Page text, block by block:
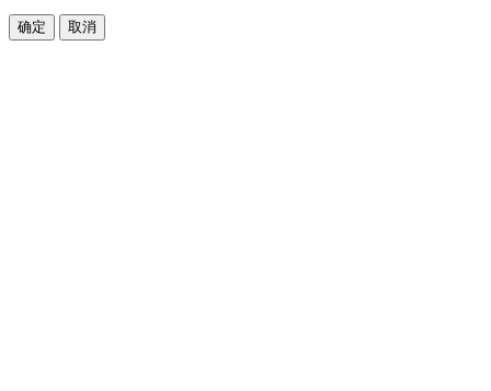
确定 取消